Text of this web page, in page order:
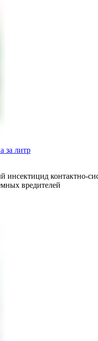
за литр
контактно-
вредителей